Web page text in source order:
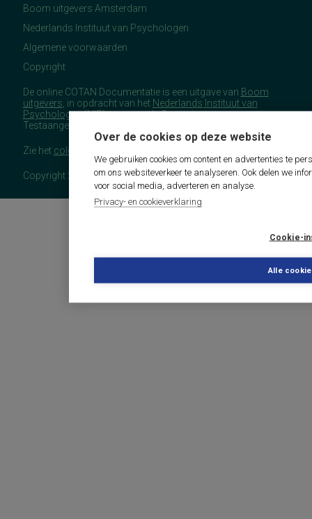
Over de cookies op deze website
We gebruiken cookies om content en advertenties te
om ons websiteverkeer te analyseren. Ook delen we
voor social media, adverteren en analyse.
Privacy- en cookieverklaring
Cookie-
Alle
Boom uitgevers Amsterdam
Nederlands Instituut van Psychologen
Algemene voorwaarden
Copyright
De online COTAN Documentatie is een uitgave van Boom
uitgevers , in opdracht van het Nederlands Instituut van
Psychologen(NIP), namens de Commissie
Testaangelegenheden Nederland (COTAN).
Zie het colofon
Copyright 2026 - COTAN Documentatie